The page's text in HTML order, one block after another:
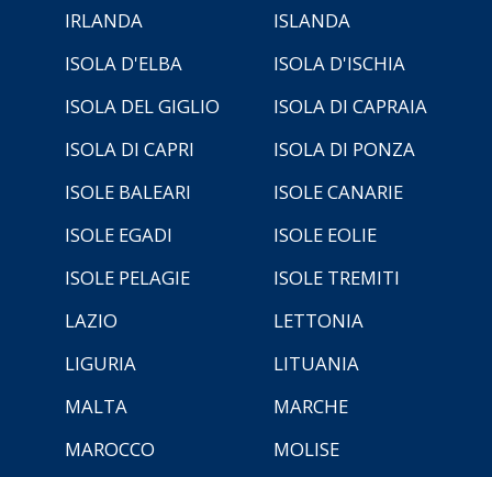
IRLANDA
ISLANDA
ISOLA D'ELBA
ISOLA D'ISCHIA
ISOLA DEL GIGLIO
ISOLA DI CAPRAIA
ISOLA DI CAPRI
ISOLA DI PONZA
ISOLE BALEARI
ISOLE CANARIE
ISOLE EGADI
ISOLE EOLIE
ISOLE PELAGIE
ISOLE TREMITI
LAZIO
LETTONIA
LIGURIA
LITUANIA
MALTA
MARCHE
MAROCCO
MOLISE